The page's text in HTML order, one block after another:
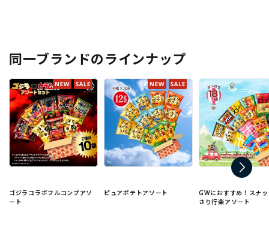
同一ブランドのラインナップ
ゴジラコラボフルコンプアソ
ート
ピュアポテトアソート
GWにおすすめ！スナ
さり行楽アソート